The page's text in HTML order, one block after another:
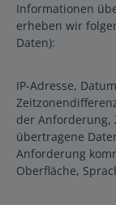
Informationen
erheben wir
Daten):
IP-Adresse,
der Anforderung,
übertragene
Anforderung
Oberfläche,